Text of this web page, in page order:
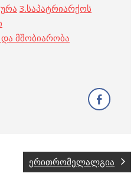
3.საპატრიარქოს
მშობიარობა
ერითრომელალგია